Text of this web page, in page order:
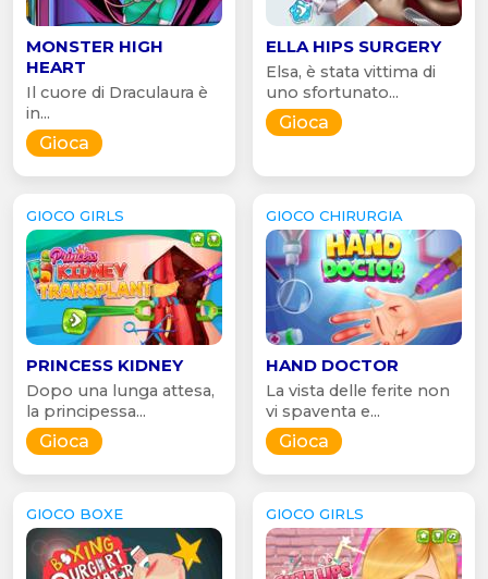
MONSTER HIGH
HEART
Il cuore di Draculaura è
in...
Gioca
ELLA HIPS SURGERY
Elsa, è stata vittima di
uno sfortunato...
Gioca
GIOCO GIRLS
PRINCESS KIDNEY
Dopo una lunga attesa,
la principessa...
Gioca
GIOCO CHIRURGIA
HAND DOCTOR
La vista delle ferite non
vi spaventa e...
Gioca
GIOCO BOXE GIOCO GIRLS